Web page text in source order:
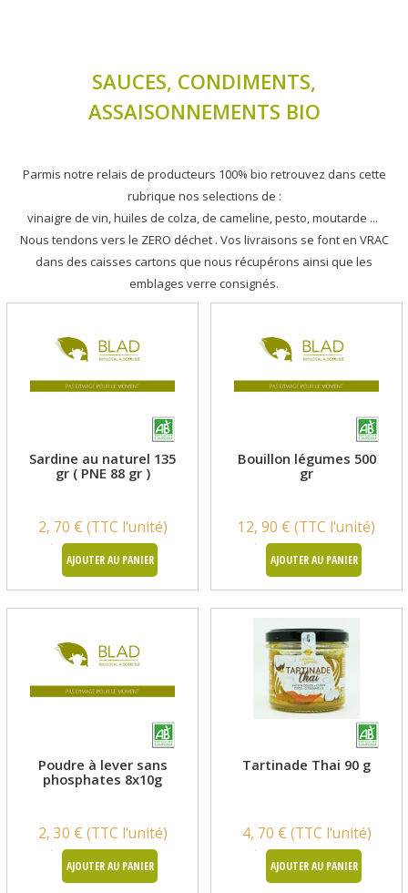
SAUCES, CONDIMENTS,
ASSAISONNEMENTS BIO
Parmis notre relais de producteurs 100% bio retrouvez dans cette
rubrique nos selections de :
vinaigre de vin, huiles de colza, de cameline, pesto, moutarde ...
Nous tendons vers le ZERO déchet . Vos livraisons se font en VRAC
dans des caisses cartons que nous récupérons ainsi que les
emblages verre consignés.
Sardine au naturel 135
gr ( PNE 88 gr )
2, 70 € (TTC l'unité)
AJOUTER AU PANIER
Bouillon légumes 500
gr
12, 90 € (TTC l'unité)
AJOUTER AU PANIER
Poudre à lever sans
phosphates 8x10g
2, 30 € (TTC l'unité)
AJOUTER AU PANIER
Tartinade Thai 90 g
4, 70 € (TTC l'unité)
AJOUTER AU PANIER